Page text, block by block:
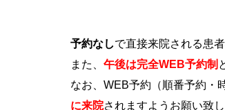
予約なしで直接来院される患
また、 午後は完全WEB予約制
なお、WEB予約（順番予約・
に来院されますようお願い致し